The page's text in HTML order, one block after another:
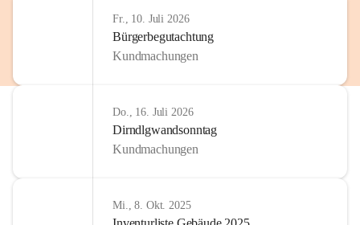
Fr., 10. Juli 2026
Bürgerbegutachtung
Kundmachungen
Do., 16. Juli 2026
Dirndlgwandsonntag
Kundmachungen
Mi., 8. Okt. 2025